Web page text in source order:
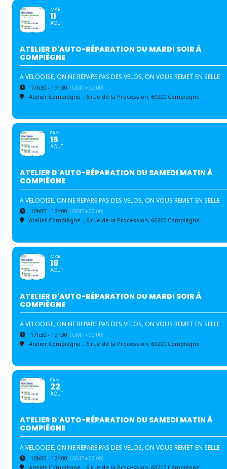
MAR
11
AOUT
ATELIER D'AUTO-RÉPARATION DU MARDI SOIR À
COMPIÈGNE
A VELOOISE, ON NE REPARE PAS DES VELOS, ON VOUS REMET EN SELLE
17h30 - 19h30 (GMT+02:00)
Atelier Compiègne , 6 rue de la Procession, 60200 Compiègne
SAM
15
AOUT
ATELIER D'AUTO-RÉPARATION DU SAMEDI MATIN À
COMPIÈGNE
A VELOOISE, ON NE REPARE PAS DES VELOS, ON VOUS REMET EN SELLE
10h00 - 12h00 (GMT+02:00)
Atelier Compiègne , 6 rue de la Procession, 60200 Compiègne
MAR
18
AOUT
ATELIER D'AUTO-RÉPARATION DU MARDI SOIR À
COMPIÈGNE
A VELOOISE, ON NE REPARE PAS DES VELOS, ON VOUS REMET EN SELLE
17h30 - 19h30 (GMT+02:00)
Atelier Compiègne , 6 rue de la Procession, 60200 Compiègne
SAM
22
AOUT
ATELIER D'AUTO-RÉPARATION DU SAMEDI MATIN À
COMPIÈGNE
A VELOOISE, ON NE REPARE PAS DES VELOS, ON VOUS REMET EN SELLE
10h00 - 12h00 (GMT+02:00)
Atelier Compiègne , 6 rue de la Procession, 60200 Compiègne